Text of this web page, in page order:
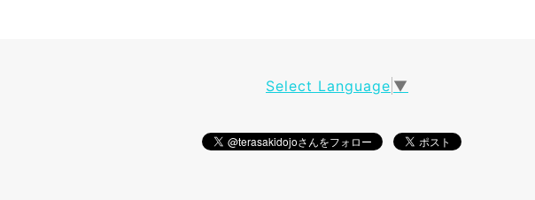
Select Language ▼